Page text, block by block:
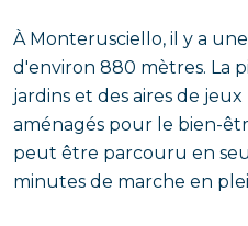
À Monterusciello, il y a
d'environ 880 mètres. La
jardins et des aires de
aménagés pour le bien-
peut être parcouru en
minutes de marche en